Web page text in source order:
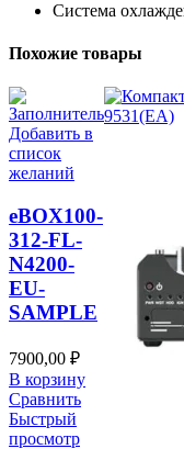
Система
Похожие товары
Добавить в
список
желаний
eВOX100-
312-FL-
N4200-
EU-
SAMPLE
7900,00 ₽
В корзину
Сравнить
Быстрый
просмотр